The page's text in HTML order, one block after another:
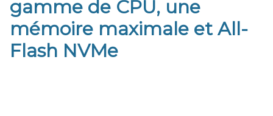
gamme de CPU, une
mémoire maximale et All-
Flash NVMe